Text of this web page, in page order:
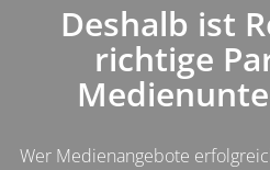
Deshalb ist
richtige
Wer Medienangebote